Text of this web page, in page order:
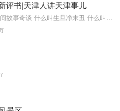
评书|天津人讲天津事儿